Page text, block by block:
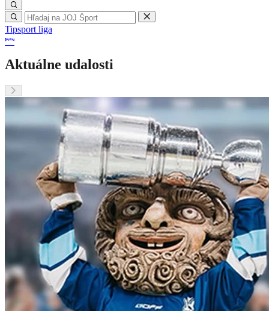
Tipsport liga
Aktuálne udalosti